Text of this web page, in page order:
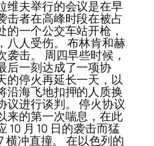
维夫举行的会议是在早
击者在高峰时段在被占
一个公交车站开枪，
八人受伤。 布林肯和赫
击。 周四早些时候，
后一刻达成了一项协
的停火再延长一天，以
沿海飞地扣押的人质换
议进行谈判。 停火协议
来的第一次喘息，在此
10 月 10 日的袭击而猛
横冲直撞。 在以色列的